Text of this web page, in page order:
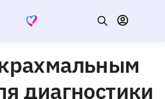
диагностики